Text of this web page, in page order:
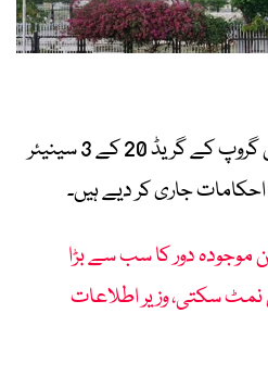
وفاقی حکومت نے انفارمیشن گروپ کے گریڈ 20 کے 3 سینیئر
احکامات جاری کر دیے ہیں۔
موجودہ دور کا سب سے بڑا
سکتی، وزیر اطلاعات